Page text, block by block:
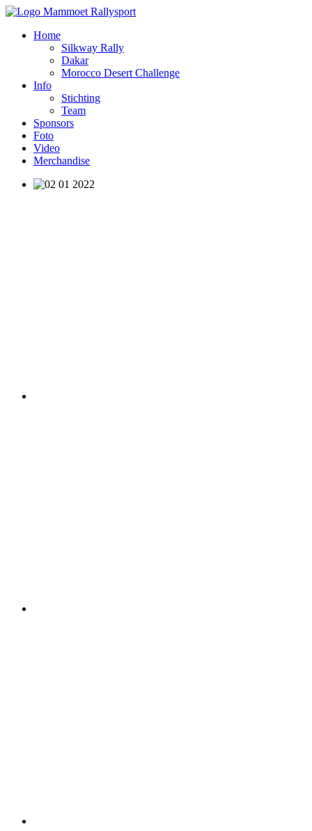
Home
Silkway Rally
Dakar
Morocco Desert Challenge
Info
Stichting
Team
Sponsors
Foto
Video
Merchandise